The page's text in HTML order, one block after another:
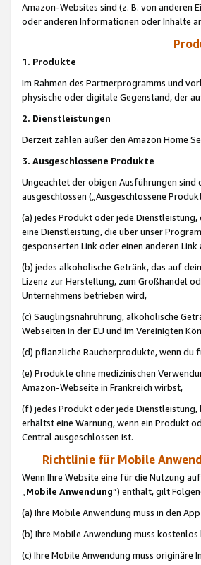
Amazon-Websites sind (z. B. von anderen
oder anderen Informationen oder Inhalte
1. Produkte
Im Rahmen des Partnerprogramms und
physische oder digitale Gegenstand, der
2. Dienstleistungen
Derzeit zählen außer den Amazon Home
3. Ausgeschlossene Produkte
Ungeachtet der obigen Ausführungen
ausgeschlossen („Ausgeschlossene
(a) jedes Produkt oder jede
eine Dienstleistung, die über unser
gesponserten Link oder einen anderen
(b) jedes alkoholische Getränk, das auf
Lizenz zur Herstellung, zum Großhandel
Unternehmens betrieben wird,
(c) Säuglingsnahruhrung, alkoholische
Webseiten in der EU und im Vereinigten
(d) pflanzliche Raucherprodukte, wenn du
(e) Produkte ohne medizinischen
Amazon-Webseite in Frankreich wirbst,
(f) jedes Produkt oder jede Dienstleistung,
erhältst eine Warnung, wenn ein Produkt
Central ausgeschlossen ist.
Richtlinie für Mobile
Wenn Ihre Website eine für die Nutzung
„Mobile Anwendung“) enthält, gilt
(a) Ihre Mobile Anwendung muss in den
(b) Ihre Mobile Anwendung muss
(c) Ihre Mobile Anwendung muss originäre